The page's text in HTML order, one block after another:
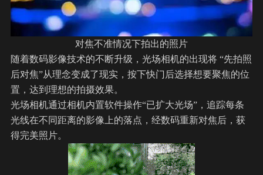
对焦不准情况下拍出的照片
随着数码影像技术的不断升级，光场相机的出现将 “先拍照
后对焦”从理念变成了现实，按下快门后选择想要聚焦的位
置，达到理想的拍摄效果。
光场相机通过相机内置软件操作“已扩大光场”，追踪每条
光线在不同距离的影像上的落点，经数码重新对焦后，获
得完美照片。